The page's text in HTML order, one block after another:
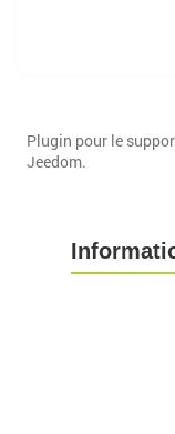
Plugin pour le
Jeedom.